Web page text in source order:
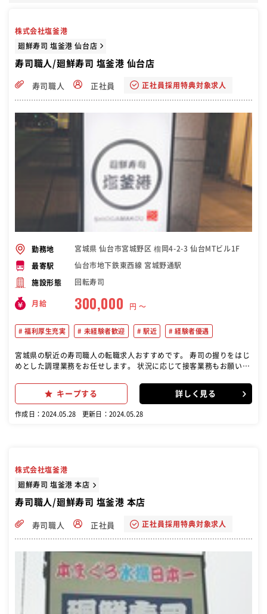
株式会社塩釜港
廻鮮寿司 塩釜港 仙台店
寿司職人/廻鮮寿司 塩釜港 仙台店
寿司職人 正社員 正社員採用特典対象求人
勤務地 宮城県 仙台市宮城野区 榴岡4-2-3 仙台MTビル1F
最寄駅 仙台市地下鉄東西線 宮城野通駅
施設形態 回転寿司
月給 300,000 円 〜
福利厚生充実 未経験者歓迎 駅近 経験者優遇
宮城県の駅近の寿司職人の転職求人おすすめです。 寿司の握りをはじ
めとした調理業務をお任せします。 状況に応じて接客業務もお願いし
キープする 詳しく見る
作成日：2024.05.28 更新日：2024.05.28
株式会社塩釜港
廻鮮寿司 塩釜港 本店
寿司職人/廻鮮寿司 塩釜港 本店
寿司職人 正社員 正社員採用特典対象求人